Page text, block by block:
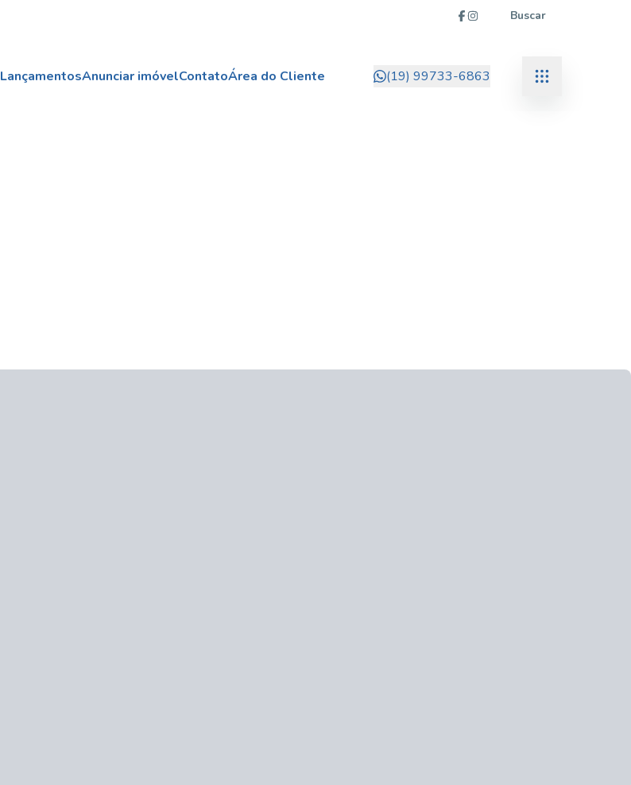
Buscar
LançamentosAnunciar imóvelContatoÁrea do Cliente (19) 99733-6863